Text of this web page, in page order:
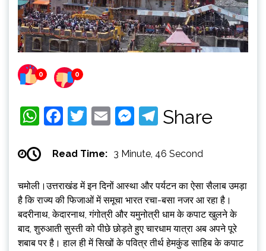
0 0
WhatsApp
Facebook
Twitter
EmailMessenger
Telegram
Share
Read Time: 3 Minute, 46 Second
चमोली।उत्तराखंड में इन दिनों आस्था और पर्यटन का ऐसा सैलाब उमड़ा
है कि राज्य की फिजाओं में समूचा भारत रचा-बसा नजर आ रहा है।
बदरीनाथ, केदारनाथ, गंगोत्री और यमुनोत्री धाम के कपाट खुलने के
बाद, शुरुआती सुस्ती को पीछे छोड़ते हुए चारधाम यात्रा अब अपने पूरे
शबाब पर है। हाल ही में सिखों के पवित्र तीर्थ हेमकुंड साहिब के कपाट